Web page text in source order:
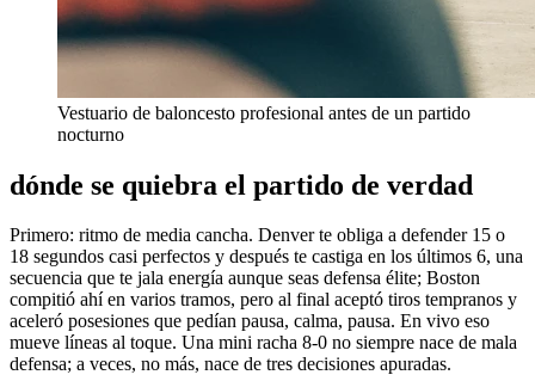
Vestuario de baloncesto profesional antes de un partido
nocturno
dónde se quiebra el partido de verdad
Primero: ritmo de media cancha. Denver te obliga a defender 15 o
18 segundos casi perfectos y después te castiga en los últimos 6, una
secuencia que te jala energía aunque seas defensa élite; Boston
compitió ahí en varios tramos, pero al final aceptó tiros tempranos y
aceleró posesiones que pedían pausa, calma, pausa. En vivo eso
mueve líneas al toque. Una mini racha 8-0 no siempre nace de mala
defensa; a veces, no más, nace de tres decisiones apuradas.